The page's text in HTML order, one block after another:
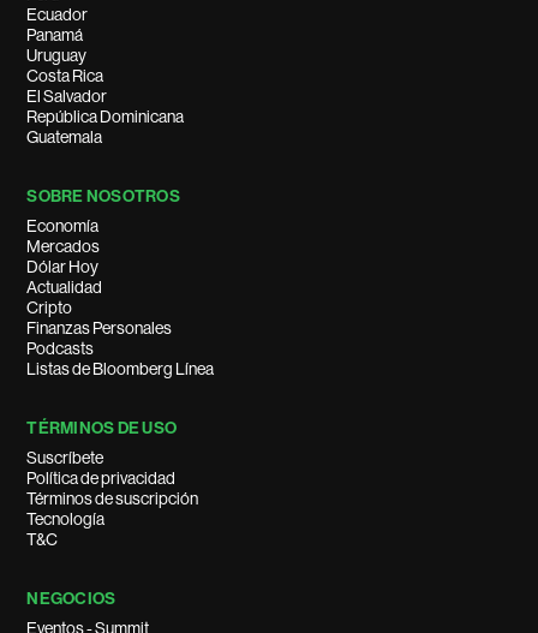
Ecuador
Panamá
Uruguay
Costa Rica
El Salvador
República Dominicana
Guatemala
SOBRE NOSOTROS
Economía
Mercados
Dólar Hoy
Actualidad
Cripto
Finanzas Personales
Podcasts
Listas de Bloomberg Línea
TÉRMINOS DE USO
Suscríbete
Política de privacidad
Términos de suscripción
Tecnología
T&C
NEGOCIOS
Eventos - Summit